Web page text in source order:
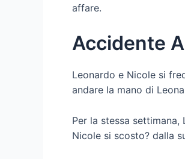
affare.
Accidente
Leonardo e Nicole si
andare la mano di
Per la stessa
Nicole si scosto? dalla